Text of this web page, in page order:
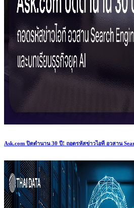
Ask.com ปิดตำนาน 30 ปี! ถอดรหัสข่าวไอที อวสาน